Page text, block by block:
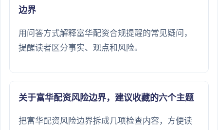
边界
用问答方式解释富华配资合规提醒的常见疑问，
提醒读者区分事实、观点和风险。
关于富华配资风险边界，建议收藏的六个主题
把富华配资风险边界拆成几项检查内容，方便读